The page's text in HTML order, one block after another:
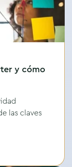
y cómo
las claves